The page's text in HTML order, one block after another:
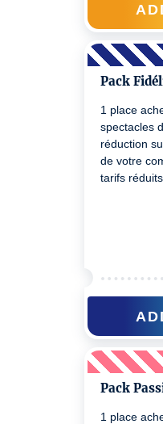
Pack
1 place
spectacles
réduction
de votre
tarifs
Pack
1 place